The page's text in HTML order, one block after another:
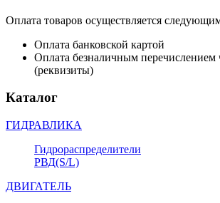
Оплата товаров осуществляется
Оплата банковской картой
Оплата безналичным перечислением
(реквизиты)
Каталог
ГИДРАВЛИКА
Гидрораспределители
РВД(S/L)
ДВИГАТЕЛЬ